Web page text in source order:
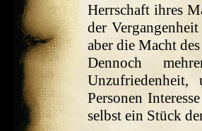
Herrschaft ihres
der
aber die Macht
Dennoch
Personen
selbst ein Stück